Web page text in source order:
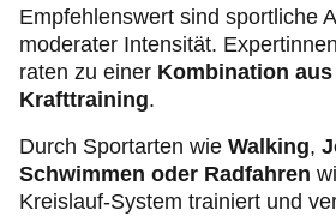
Empfehlenswert sind sportliche
moderater Intensität.
raten zu einer Kombination
Krafttraining.
Durch Sportarten wie Walking,
Schwimmen oder Radfahren
Kreislauf-System trainiert und